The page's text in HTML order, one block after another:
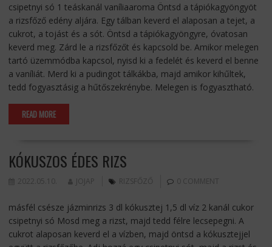
csipetnyi só 1 teáskanál vaníliaaroma Öntsd a tápiókagyöngyöt
a rizsfőző edény aljára. Egy tálban keverd el alaposan a tejet, a
cukrot, a tojást és a sót. Öntsd a tápiókagyöngyre, óvatosan
keverd meg. Zárd le a rizsfőzőt és kapcsold be. Amikor melegen
tartó üzemmódba kapcsol, nyisd ki a fedelét és keverd el benne
a vaníliát. Merd ki a pudingot tálkákba, majd amikor kihűltek,
tedd fogyasztásig a hűtőszekrénybe. Melegen is fogyasztható.
READ MORE
KÓKUSZOS ÉDES RIZS
2022.05.10. JOJAP RIZSFŐZŐ 0 COMMENT
másfél csésze jázminrizs 3 dl kókusztej 1,5 dl víz 2 kanál cukor
csipetnyi só Mosd meg a rizst, majd tedd félre lecsepegni. A
cukrot alaposan keverd el a vízben, majd öntsd a kókusztejjel